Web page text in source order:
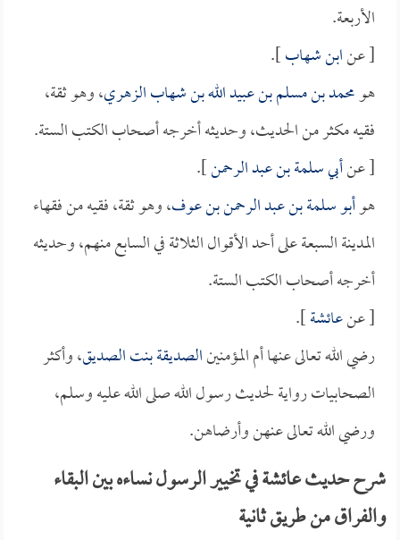
الأربعة.
[ عنابن شهاب].
هومحمد بن مسلم بن عبيد الله بن شهاب الزهري، وهو ثقة،
فقيه مكثر من الحديث، وحديثه أخرجه أصحاب الكتب الستة.
[ عنأبي سلمة بن عبد الرحمن].
هوأبو سلمة بن عبد الرحمن بن عوف، وهو ثقة، فقيه من فقهاء
المدينة السبعة على أحد الأقوال الثلاثة في السابع منهم، وحديثه
أخرجه أصحاب الكتب الستة.
[ عنعائشة].
رضي الله تعالى عنها أم المؤمنينالصديقة بنت الصديق، وأكثر
الصحابيات رواية لحديث رسول الله صلى الله عليه وسلم،
ورضي الله تعالى عنهن وأرضاهن.
شرح حديث عائشة في تخيير الرسول نساءه بين البقاء
والفراق من طريق ثانية